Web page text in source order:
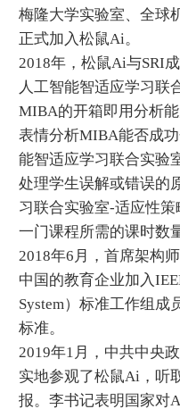
梅隆大学实验室、全球
正式加入松鼠Ai。
2018年，松鼠Ai与SRI
人工智能智适应学习联
MIBA的开箱即用分析
表情分析MIBA能否成
能智适应学习联合实验
处理学生误解或错误的
习联合实验室-适应性
一门课程所需的课时数
2018年6月，首席架构
中国的教育企业加入
System）标准工作组成
标准。
2019年1月，中共中央
实地参观了松鼠Ai，听
报。李书记表明国家对